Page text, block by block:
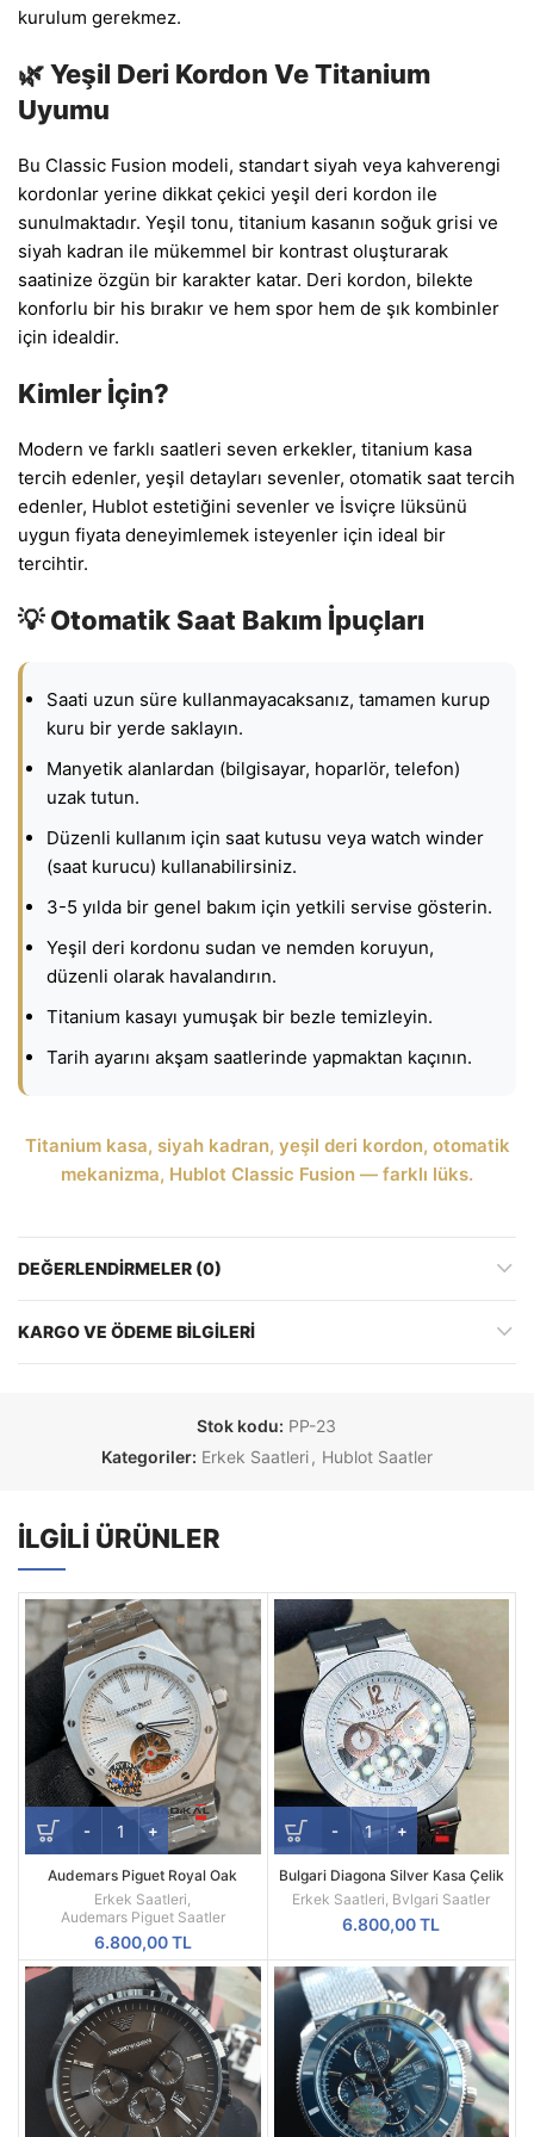
kurulum gerekmez.
🌿 Yeşil Deri Kordon Ve Titanium
Uyumu
Bu Classic Fusion modeli, standart siyah veya kahverengi
kordonlar yerine dikkat çekici yeşil deri kordon ile
sunulmaktadır. Yeşil tonu, titanium kasanın soğuk grisi ve
siyah kadran ile mükemmel bir kontrast oluşturarak
saatinize özgün bir karakter katar. Deri kordon, bilekte
konforlu bir his bırakır ve hem spor hem de şık kombinler
için idealdir.
Kimler İçin?
Modern ve farklı saatleri seven erkekler, titanium kasa
tercih edenler, yeşil detayları sevenler, otomatik saat tercih
edenler, Hublot estetiğini sevenler ve İsviçre lüksünü
uygun fiyata deneyimlemek isteyenler için ideal bir
tercihtir.
💡 Otomatik Saat Bakım İpuçları
Saati uzun süre kullanmayacaksanız, tamamen kurup
kuru bir yerde saklayın.
Manyetik alanlardan (bilgisayar, hoparlör, telefon)
uzak tutun.
Düzenli kullanım için saat kutusu veya watch winder
(saat kurucu) kullanabilirsiniz.
3-5 yılda bir genel bakım için yetkili servise gösterin.
Yeşil deri kordonu sudan ve nemden koruyun,
düzenli olarak havalandırın.
Titanium kasayı yumuşak bir bezle temizleyin.
Tarih ayarını akşam saatlerinde yapmaktan kaçının.
Titanium kasa, siyah kadran, yeşil deri kordon, otomatik
mekanizma, Hublot Classic Fusion — farklı lüks.
DEĞERLENDIRMELER (0)
KARGO VE ÖDEME BILGILERI
Stok kodu: PP-23
Kategoriler: Erkek Saatleri , Hublot Saatler
İLGILI ÜRÜNLER
Audemars Piguet Royal Oak
Beyaz Kadran 44mm Türbillon
Replika Erkek Kol Saati
Erkek Saatleri,
Audemars Piguet Saatler
6.800,00TL
Bulgari Diagona Silver Kasa Çelik
Besel Replika Erkek Kol Saati
Erkek Saatleri, Bvlgari Saatler
6.800,00TL